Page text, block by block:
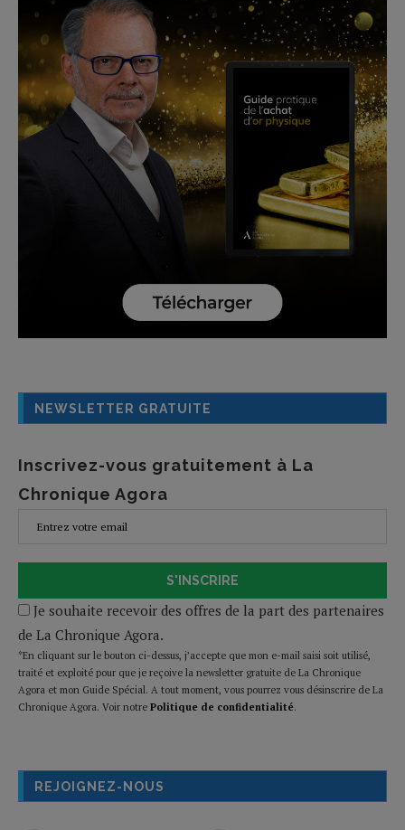
NEWSLETTER GRATUITE
Inscrivez-vous gratuitement à La
Chronique Agora
S'INSCRIRE
Je souhaite recevoir des offres de la part des partenaires
de La Chronique Agora.
*En cliquant sur le bouton ci-dessus, j’accepte que mon e-mail saisi soit utilisé,
traité et exploité pour que je reçoive la newsletter gratuite de La Chronique
Agora et mon Guide Spécial. A tout moment, vous pourrez vous désinscrire de La
Chronique Agora. Voir notre Politique de confidentialité.
REJOIGNEZ-NOUS